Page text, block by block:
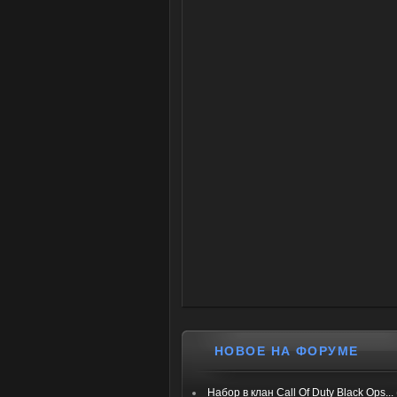
НОВОЕ НА ФОРУМЕ
Набор в клан Call Of Duty Black Ops...